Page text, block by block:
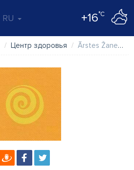
RU +16°C
Центр здоровья Ārstes Žanetes Sebres psihoterapijas privātprakse